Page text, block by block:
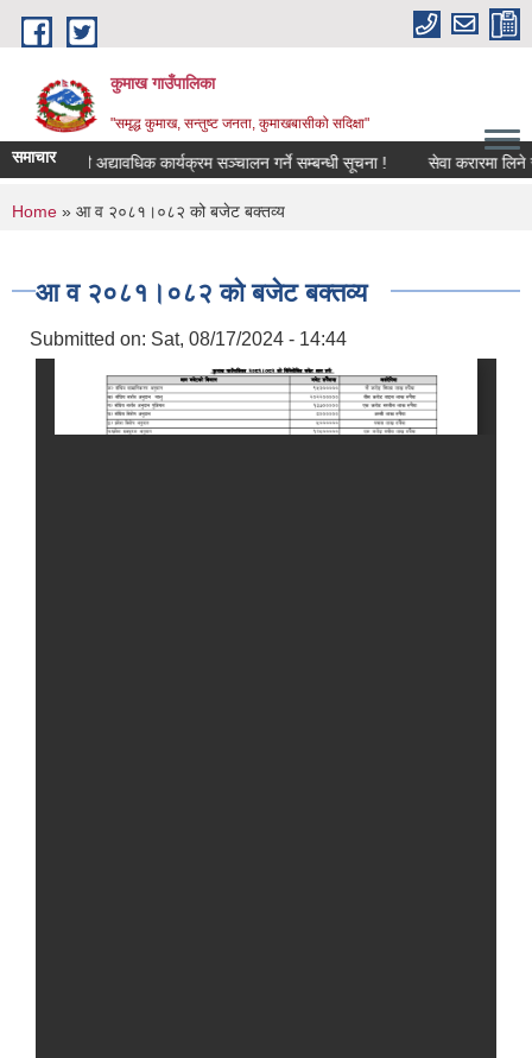
Skip to main content
कुमाख गाउँपालिका
"समृद्ध कुमाख, सन्तुष्ट जनता, कुमाखबासीको सदिक्षा"
समाचार
नामावली अद्यावधिक कार्यक्रम सञ्चालन गर्ने सम्बन्धी सूचना ! सेवा करारमा लिने
You are here
Home » आ व २०८१।०८२ को बजेट बक्तव्य
आ व २०८१।०८२ को बजेट बक्तव्य
Submitted on: Sat, 08/17/2024 - 14:44